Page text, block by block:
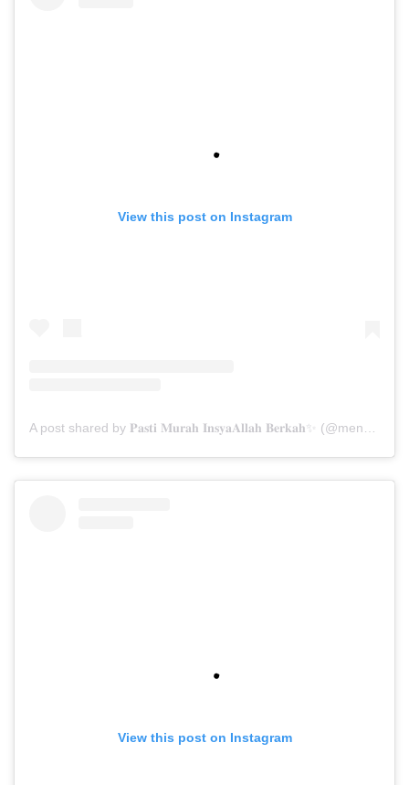
View this post on Instagram
View this post on Instagram